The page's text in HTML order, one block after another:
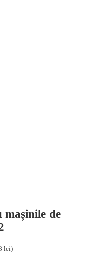
de
lei)